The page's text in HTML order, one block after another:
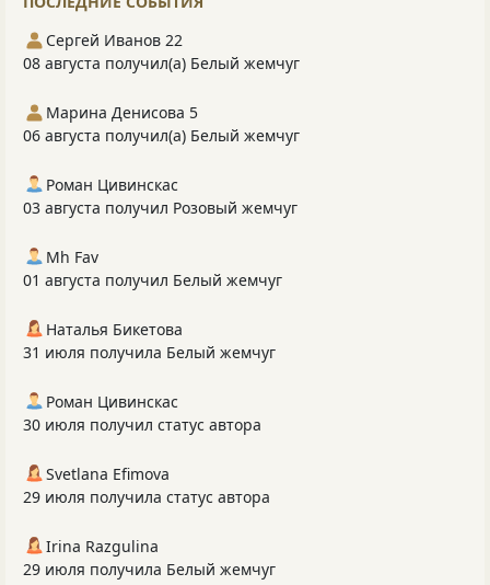
Сергей Иванов 22
08 августа получил(а) Белый жемчуг
Марина Денисова 5
06 августа получил(а) Белый жемчуг
Роман Цивинскас
03 августа получил Розовый жемчуг
Mh Fav
01 августа получил Белый жемчуг
Наталья Бикетова
31 июля получила Белый жемчуг
Роман Цивинскас
30 июля получил статус автора
Svetlana Efimova
29 июля получила статус автора
Irina Razgulina
29 июля получила Белый жемчуг